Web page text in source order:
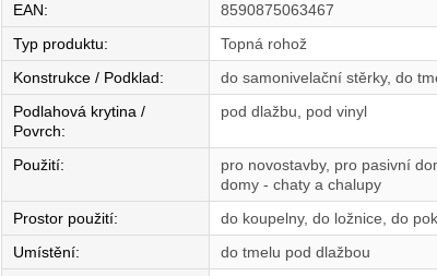
EAN:
8590875063467
Typ produktu:
Topná rohož
Konstrukce / Podklad:
do samonivelační stěrky, do
Podlahová krytina /
Povrch:
pod dlažbu, pod vinyl
Použití:
pro novostavby, pro pasivní
domy - chaty a chalupy
Prostor použití:
do koupelny, do ložnice, do
Umístění:
do tmelu pod dlažbou